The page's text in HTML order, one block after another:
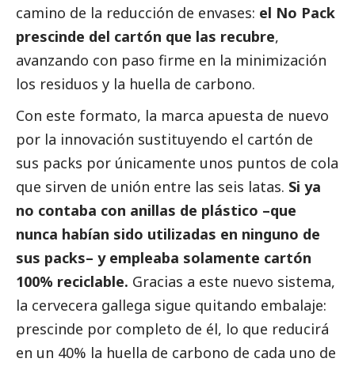
camino de la reducción de envases: el No Pack
prescinde del cartón que las recubre,
avanzando con paso firme en la minimización
los residuos y la huella de carbono.
Con este formato, la marca apuesta de nuevo
por la innovación sustituyendo el cartón de
sus packs por únicamente unos puntos de cola
que sirven de unión entre las seis latas. Si ya
no contaba con anillas de plástico –que
nunca habían sido utilizadas en ninguno de
sus packs– y empleaba solamente cartón
100% reciclable. Gracias a este nuevo sistema,
la cervecera gallega sigue quitando embalaje:
prescinde por completo de él, lo que reducirá
en un 40% la huella de carbono de cada uno de